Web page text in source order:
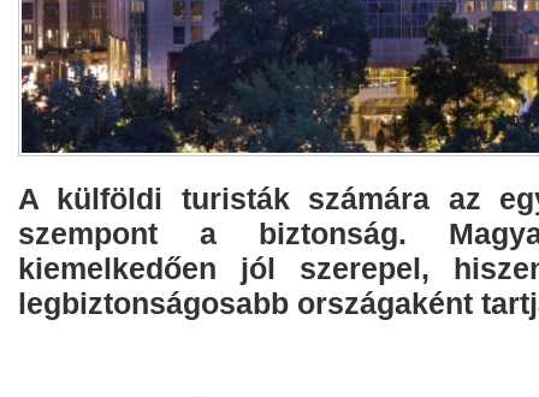
A külföldi turisták számára az
szempont a biztonság.
kiemelkedően jól szerepel,
legbiztonságosabb országaként